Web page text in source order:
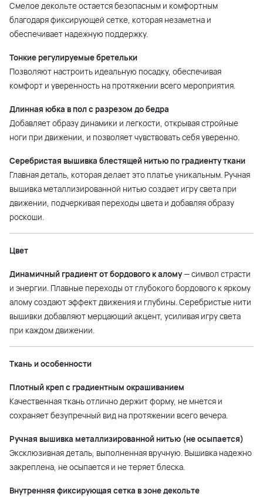
Смелое декольте остается безопасным и комфортным
благодаря фиксирующей сетке, которая незаметна и
обеспечивает надежную поддержку.
Тонкие регулируемые бретельки
Позволяют настроить идеальную посадку, обеспечивая
комфорт и уверенность на протяжении всего мероприятия.
Длинная юбка в пол с разрезом до бедра
Добавляет образу динамики и легкости, открывая стройные
ноги при движении, и позволяет чувствовать себя уверенно.
Серебристая вышивка блестящей нитью по градиенту ткани
Главная деталь, которая делает это платье уникальным. Ручная
вышивка металлизированной нитью создает игру света при
движении, подчеркивая переходы цвета и добавляя образу
роскоши.
Цвет
Динамичный градиент от бордового к алому— символ страсти
и энергии. Плавные переходы от глубокого бордового к яркому
алому создают эффект движения и глубины. Серебристые нити
вышивки добавляют мерцающий акцент, усиливая игру света
при каждом движении.
Ткань и особенности
Плотный креп с градиентным окрашиванием
Качественная ткань отлично держит форму, не мнется и
сохраняет безупречный вид на протяжении всего вечера.
Ручная вышивка металлизированной нитью (не осыпается)
Эксклюзивная деталь, выполненная вручную. Вышивка надежно
закреплена, не осыпается и не теряет блеска.
Внутренняя фиксирующая сетка в зоне декольте